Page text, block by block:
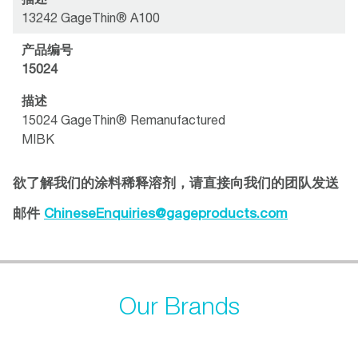
13242 GageThin® A100
产品编号
15024
描述
15024 GageThin® Remanufactured
MIBK
欲了解我们的涂料稀释溶剂，请直接向我们的团队发送
邮件 ChineseEnquiries@gageproducts.com
Our Brands